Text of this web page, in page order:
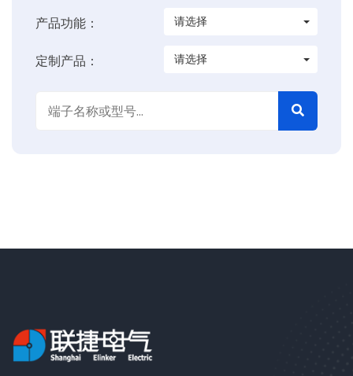
产品功能： 请选择
定制产品： 请选择